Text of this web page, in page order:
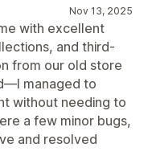
Nov 13, 2025
with excellent
and third-
from our old store
managed to
without needing to
a few minor bugs,
and resolved